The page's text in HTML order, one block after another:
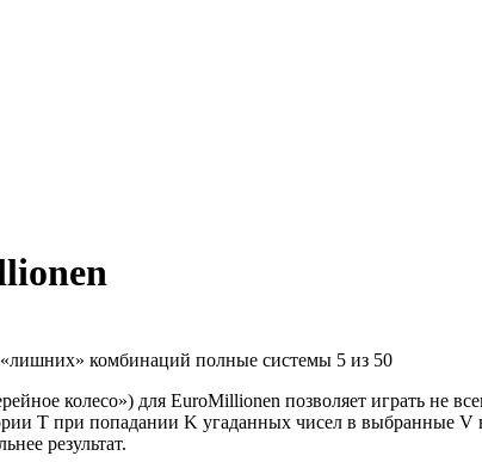
комбинаций полные системы 5 из 50
колесо») для EuroMillionen позволяет играть не
T при попадании K угаданных чисел в выбранные
результат.